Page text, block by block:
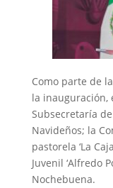
Como parte de
la inauguración,
Subsecretaría
Navideños; la
pastorela ‘La
Juvenil ‘Alfredo
Nochebuena.